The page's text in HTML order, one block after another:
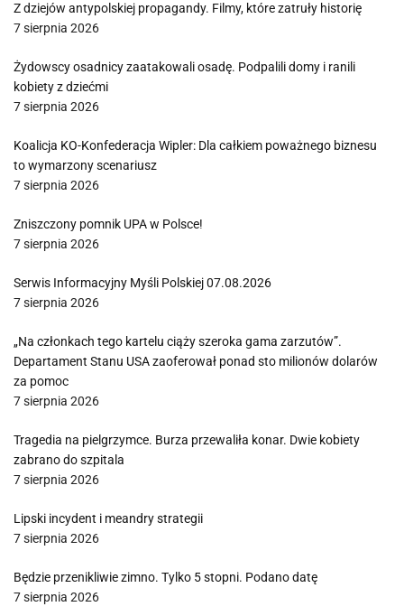
Z dziejów antypolskiej propagandy. Filmy, które zatruły historię
7 sierpnia 2026
Żydowscy osadnicy zaatakowali osadę. Podpalili domy i ranili
kobiety z dziećmi
7 sierpnia 2026
Koalicja KO-Konfederacja Wipler: Dla całkiem poważnego biznesu
to wymarzony scenariusz
7 sierpnia 2026
Zniszczony pomnik UPA w Polsce!
7 sierpnia 2026
Serwis Informacyjny Myśli Polskiej 07.08.2026
7 sierpnia 2026
„Na członkach tego kartelu ciąży szeroka gama zarzutów”.
Departament Stanu USA zaoferował ponad sto milionów dolarów
za pomoc
7 sierpnia 2026
Tragedia na pielgrzymce. Burza przewaliła konar. Dwie kobiety
zabrano do szpitala
7 sierpnia 2026
Lipski incydent i meandry strategii
7 sierpnia 2026
Będzie przenikliwie zimno. Tylko 5 stopni. Podano datę
7 sierpnia 2026